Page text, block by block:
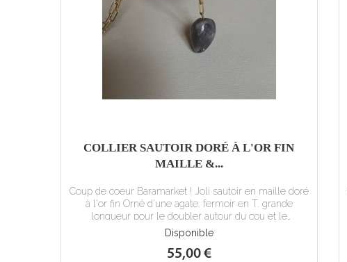
COLLIER SAUTOIR DORÉ À L'OR FIN
MAILLE &...
Coup de coeur Baramarket ! Joli sautoir en maille doré
à l'or fin Orné d'une agate. fermoir en T. grande
longueur pour le doubler autour du cou et le
transformer à sa guise en collier long : 53cm.
Disponible
55,00 €